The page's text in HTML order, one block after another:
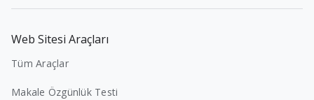
Web Sitesi Araçları
Tüm Araçlar
Makale Özgünlük Testi